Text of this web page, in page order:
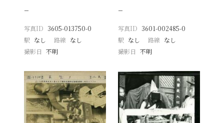
−
写真ID 3605-013750-0
駅 なし 路線 なし
撮影日
不明
−
写真ID 3601-002485-0
駅 なし 路線 なし
撮影日 不明